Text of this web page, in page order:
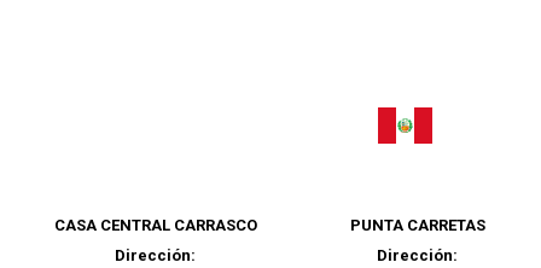
CASA CENTRAL CARRASCO
Dirección:
PUNTA CARRETAS
Dirección: